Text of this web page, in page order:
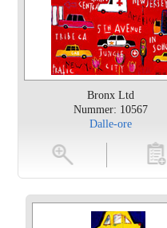
Bronx Ltd
Nummer: 10567
Dalle-ore
toevoegen